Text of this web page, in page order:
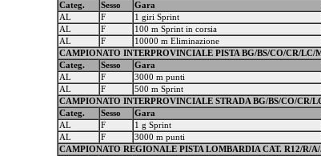
Categ.
Sesso Gara
AL
F 1 giri Sprint
AL
F 100 m Sprint in corsia
AL
F 10000 m Eliminazione
CAMPIONATO INTERPROVINCIALE PISTA BG/BS/CO/CR/
Categ.
Sesso Gara
AL
F 3000 m punti
AL
F 500 m Sprint
CAMPIONATO INTERPROVINCIALE STRADA BG/BS/CO/CR/
Categ.
Sesso Gara
AL
F 1 g Sprint
AL
F 3000 m punti
CAMPIONATO REGIONALE PISTA LOMBARDIA CAT. R12/R/